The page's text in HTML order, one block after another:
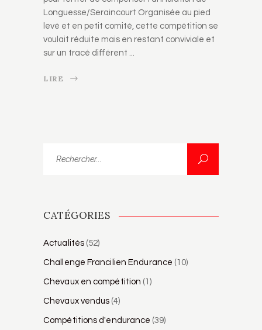
Longuesse/Seraincourt Organisée au pied
levé et en petit comité, cette compétition se
voulait réduite mais en restant conviviale et
sur un tracé différent
LIRE
CATÉGORIES
Actualités (52)
Challenge Francilien Endurance (10)
Chevaux en compétition (1)
Chevaux vendus (4)
Compétitions d'endurance (39)